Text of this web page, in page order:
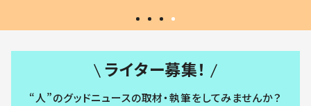
ライター募集！
“人”のグッドニュースの取材・執筆をしてみませんか？